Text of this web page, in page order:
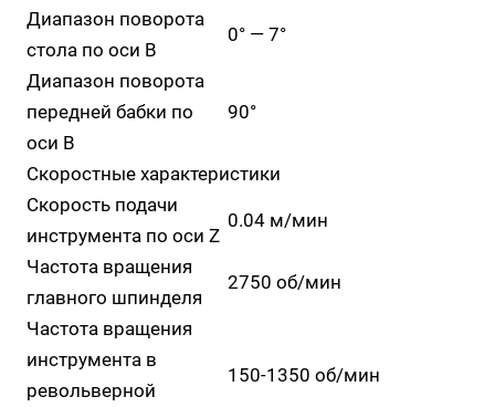
Диапазон поворота
стола по оси В
0° — 7°
Диапазон поворота
передней бабки по
оси В
90°
Скоростные характеристики
Скорость подачи
инструмента по оси Z
0.04 м/мин
Частота вращения
главного шпинделя
2750 об/мин
Частота вращения
инструмента в
револьверной
150-1350 об/мин